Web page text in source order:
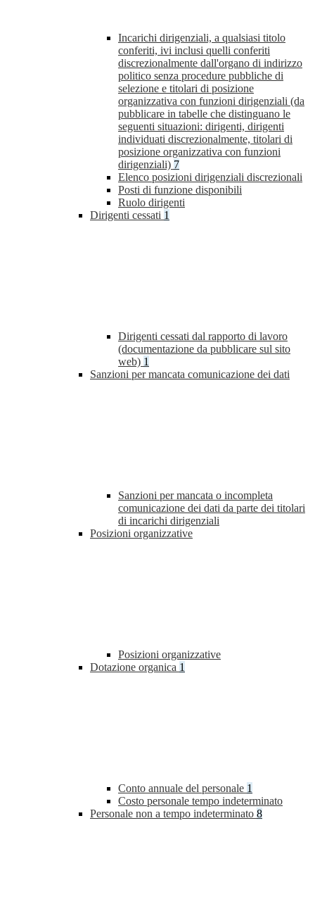
Incarichi dirigenziali, a qualsiasi titolo
conferiti, ivi inclusi quelli conferiti
discrezionalmente dall'organo di indirizzo
politico senza procedure pubbliche di
selezione e titolari di posizione
organizzativa con funzioni dirigenziali (da
pubblicare in tabelle che distinguano le
seguenti situazioni: dirigenti, dirigenti
individuati discrezionalmente, titolari di
posizione organizzativa con funzioni
dirigenziali) 7
Elenco posizioni dirigenziali discrezionali
Posti di funzione disponibili
Ruolo dirigenti
Dirigenti cessati 1
Dirigenti cessati dal rapporto di lavoro
(documentazione da pubblicare sul sito
web) 1
Sanzioni per mancata comunicazione dei dati
Sanzioni per mancata o incompleta
comunicazione dei dati da parte dei titolari
di incarichi dirigenziali
Posizioni organizzative
Posizioni organizzative
Dotazione organica 1
Conto annuale del personale 1
Costo personale tempo indeterminato
Personale non a tempo indeterminato 8